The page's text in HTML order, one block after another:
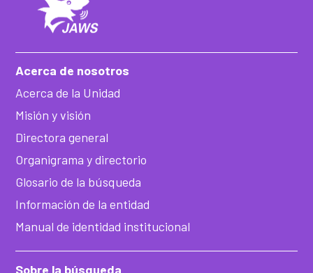
Acerca de nosotros
Acerca de la Unidad
Misión y visión
Directora general
Organigrama y directorio
Glosario de la búsqueda
Información de la entidad
Manual de identidad institucional
Sobre la búsqueda